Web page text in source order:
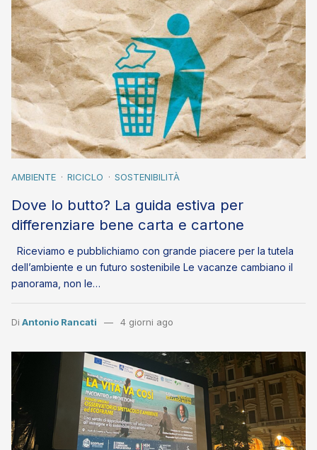
AMBIENTE RICICLO SOSTENIBILITÀ
Dove lo butto? La guida estiva per
differenziare bene carta e cartone
Riceviamo e pubblichiamo con grande piacere per la tutela
dell’ambiente e un futuro sostenibile Le vacanze cambiano il
panorama, non le…
Di Antonio Rancati 4 giorni ago